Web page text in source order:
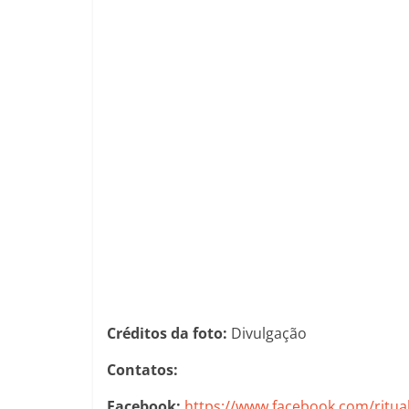
Créditos da foto: Divulgação
Contatos: